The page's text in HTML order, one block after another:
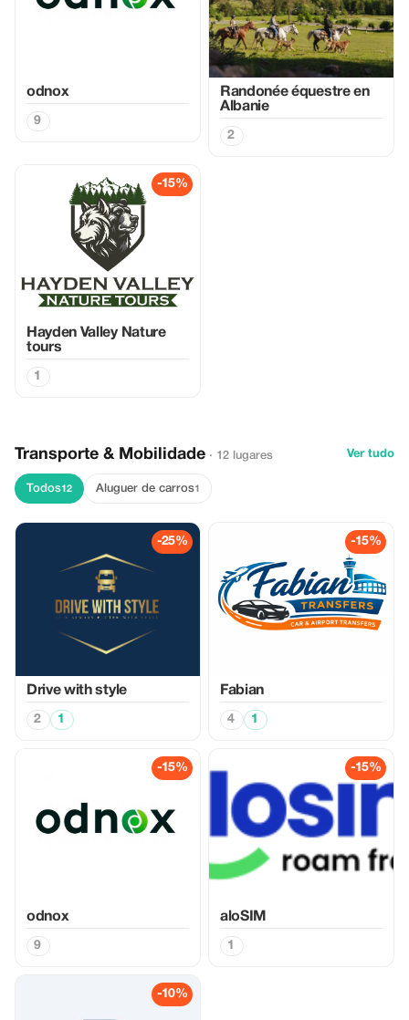
odnox
9
Randonée équestre en
Albanie
2
-15%
Hayden Valley Nature
tours
1
Transporte & Mobilidade · 12 lugares Ver tudo
Todos12 Aluguer de carros1
-25%
Drive with style
2 1
-15%
Fabian
4 1
-15%
odnox
9
-15%
aloSIM
1
-10%